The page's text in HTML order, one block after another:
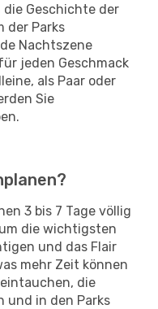
die Geschichte der
der Parks
Nachtszene
jeden Geschmack
als Paar oder
Sie
3 bis 7 Tage völlig
die wichtigsten
und das Flair
mehr Zeit können
die
und in den Parks